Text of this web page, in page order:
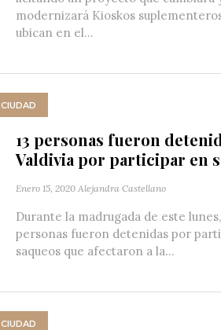
modernizará Kioskos
ubican en el...
CIUDAD
13 personas fueron
Valdivia por participar en
Enero 15, 2020 Alejandra Castellano
Durante la madrugada de este
personas fueron detenidas por
saqueos que afectaron a la...
CIUDAD